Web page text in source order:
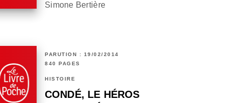
Simone Bertière
PARUTION : 19/02/2014
840 PAGES
HISTOIRE
CONDÉ, LE HÉROS